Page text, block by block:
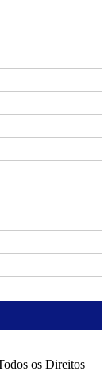
os Direitos